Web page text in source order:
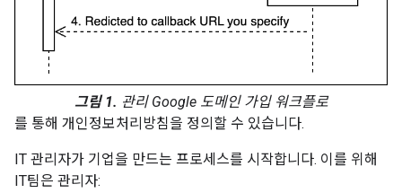
그림 1. 관리 Google 도메인 가입 워크플로
를 통해 개인정보처리방침을 정의할 수 있습니다.
IT 관리자가 기업을 만드는 프로세스를 시작합니다. 이를 위해
IT팀은 관리자: